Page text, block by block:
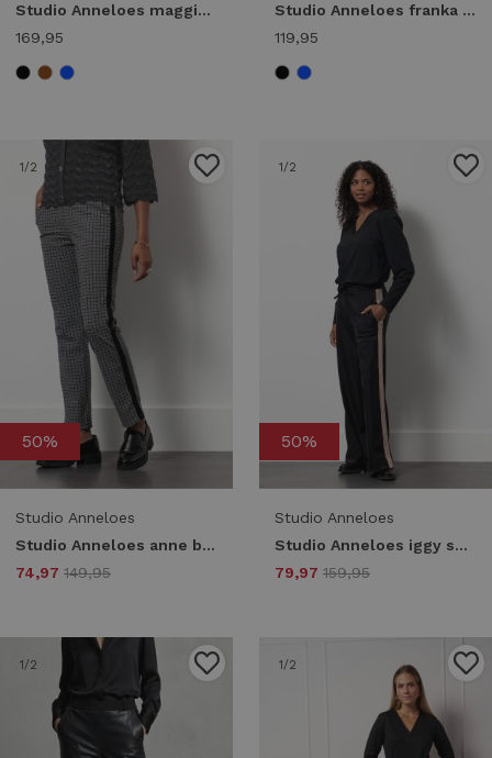
Studio Anneloes maggie jumpsuit 91542 Jumpsuit 9000 black
169,95
Studio Anneloes franka trousers 13132 Broek 9000 black
119,95
1/2
50%
Studio Anneloes
Studio Anneloes anne bonded circle trousers 13422 Broek 9014 black/kit
74,97 149,95
1/2
50%
Studio Anneloes
Studio Anneloes iggy shiny bonded trousers 13425 Broek 9000 black
79,97 159,95
1/2 1/2